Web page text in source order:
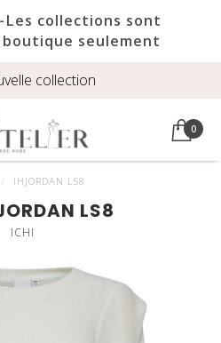
-Les collections sont
seulement
collection
0
IHJORDAN LS8
LS8
ICHI